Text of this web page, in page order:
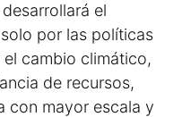
el
por las políticas
cambio climático,
de recursos,
con mayor escala y